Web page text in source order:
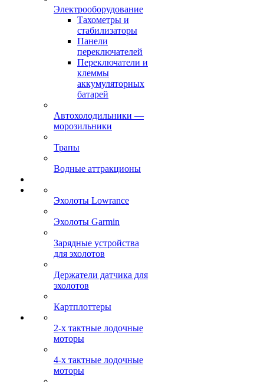
Электрооборудование
Тахометры и
стабилизаторы
Панели
переключателей
Переключатели и
клеммы
аккумуляторных
батарей
Автохолодильники —
морозильники
Трапы
Водные аттракционы
Эхолоты Lowrance
Эхолоты Garmin
Зарядные устройства
для эхолотов
Держатели датчика для
эхолотов
Картплоттеры
2-х тактные лодочные
моторы
4-х тактные лодочные
моторы